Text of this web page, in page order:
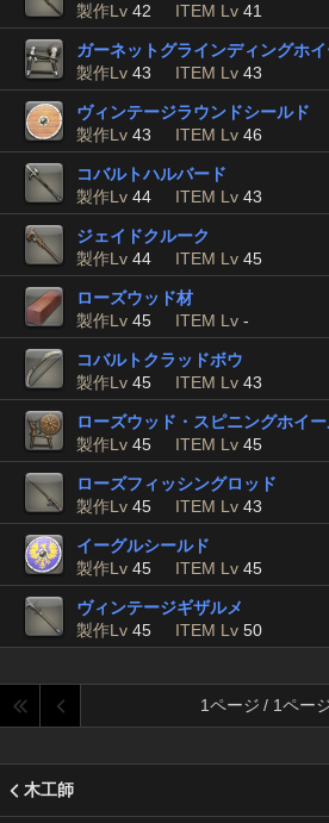
製作Lv 42 ITEM Lv 41
ガーネットグラインディングホ
製作Lv 43 ITEM Lv 43
ヴィンテージラウンドシールド
製作Lv 43 ITEM Lv 46
コバルトハルバード
製作Lv 44 ITEM Lv 43
ジェイドクルーク
製作Lv 44 ITEM Lv 45
ローズウッド材
製作Lv 45 ITEM Lv -
コバルトクラッドボウ
製作Lv 45 ITEM Lv 43
ローズウッド・スピニングホイ
製作Lv 45 ITEM Lv 45
ローズフィッシングロッド
製作Lv 45 ITEM Lv 43
イーグルシールド
製作Lv 45 ITEM Lv 45
ヴィンテージギザルメ
製作Lv 45 ITEM Lv 50
1ページ / 1ペー
木工師